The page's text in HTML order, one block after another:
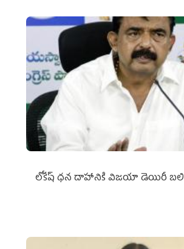
లోకేష్ ధ‌న దాహానికి విజ‌యా డెయిరీ బ‌లి